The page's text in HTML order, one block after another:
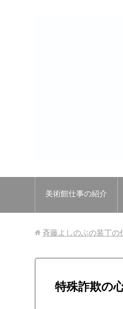
美術館仕事の紹介
斉藤よしのぶの装丁の
特殊詐欺の